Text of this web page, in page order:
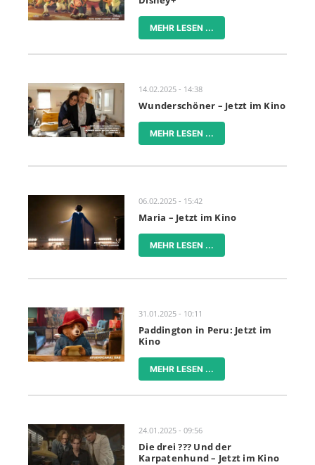
MEHR LESEN ...
14.02.2025 - 14:38
Wunderschöner – Jetzt im Kino
MEHR LESEN ...
06.02.2025 - 15:42
Maria – Jetzt im Kino
MEHR LESEN ...
31.01.2025 - 10:11
Paddington in Peru: Jetzt im
Kino
MEHR LESEN ...
24.01.2025 - 09:56
Die drei ??? Und der
Karpatenhund – Jetzt im Kino